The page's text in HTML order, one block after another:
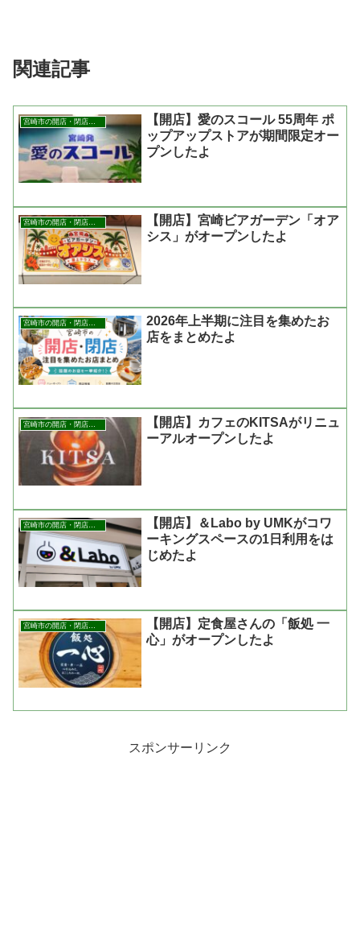
関連記事
【開店】愛のスコール 55周年 ポ
ップアップストアが期間限定オー
プンしたよ
宮崎市の開店・閉店まとめ
【開店】宮崎ビアガーデン「オア
シス」がオープンしたよ
宮崎市の開店・閉店まとめ
2026年上半期に注目を集めたお
店をまとめたよ
【開店】カフェのKITSAがリニュ
ーアルオープンしたよ
【開店】＆Labo by UMKがコワ
ーキングスペースの1日利用をは
じめたよ
宮崎市の開店・閉店まとめ
【開店】定食屋さんの「飯処 一
心」がオープンしたよ
スポンサーリンク